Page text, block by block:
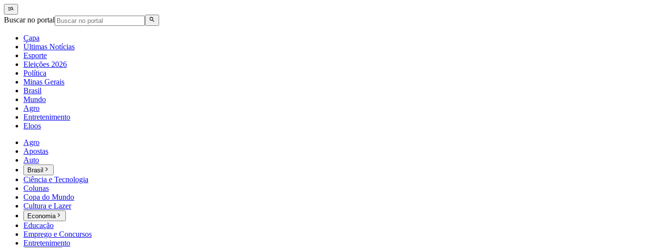
Buscar no portal
Capa
Últimas Notícias
Esporte
Eleições 2026
Política
Minas Gerais
Brasil
Mundo
Agro
Entretenimento
Eloos
Agro
Apostas
Auto
Brasil
Ciência e Tecnologia
Colunas
Copa do Mundo
Cultura e Lazer
Economia
Educação
Emprego e Concursos
Entretenimento